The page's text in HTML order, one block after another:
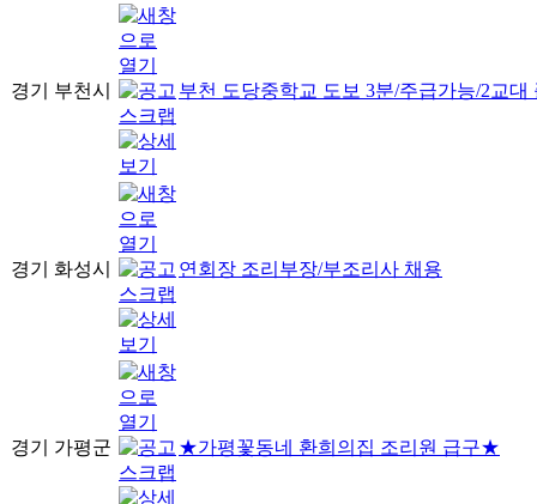
경기 부천시 부천 도당중학교 도보 3분/주급가능/2교
경기 화성시 연회장 조리부장/부조리사 채용
경기 가평군 ★가평꽃동네 환희의집 조리원 급구★